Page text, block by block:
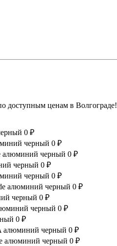
доступным ценам в Волгограде!
0 ₽
черный 0 ₽
алюминий черный 0 ₽
черный 0 ₽
черный 0 ₽
алюминий черный 0 ₽
черный 0 ₽
черный 0 ₽
0 ₽
алюминий черный 0 ₽
алюминий черный 0 ₽